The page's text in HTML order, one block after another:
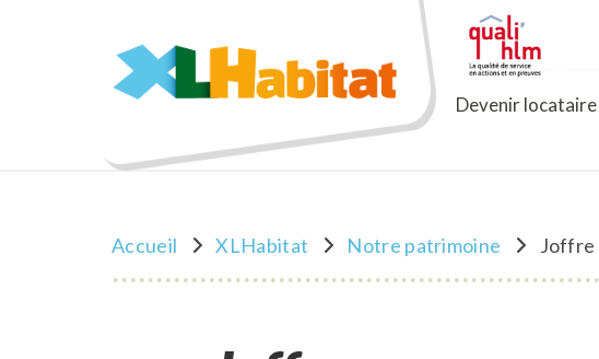
XLHabitat Devenir locataire
Accueil XLHabitat Notre patrimoine Joffre